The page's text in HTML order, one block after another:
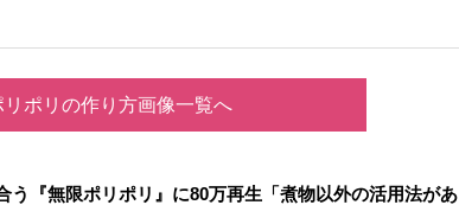
リポリの作り方画像一覧へ
う『無限ポリポリ』に80万再生「煮物以外の活用法があ